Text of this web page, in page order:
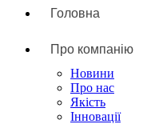
Головна
Про компанію
Новини
Про нас
Якість
Інновації